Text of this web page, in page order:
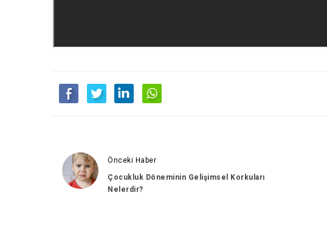
Önceki Haber
Çocukluk Döneminin Gelişimsel Korkuları
Nelerdir?